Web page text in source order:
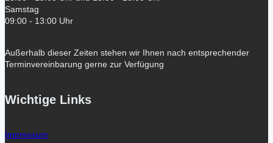
Samstag
09:00 - 13:00 Uhr
Außerhalb dieser Zeiten stehen wir Ihnen nach entsprechender
Terminvereinbarung gerne zur Verfügung
Wichtige Links
Impressum